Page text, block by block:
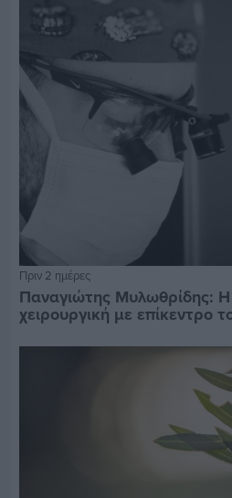
Πριν 2 ημέρες
Παναγιώτης Μυλωθρίδης: Η
χειρουργική με επίκεντρο